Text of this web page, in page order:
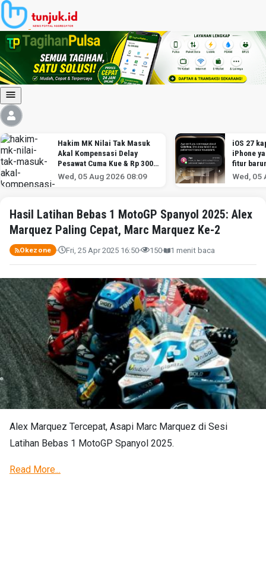
Hakim MK Nilai Tak Masuk
Akal Kompensasi Delay
Pesawat Cuma Kue & Rp 300
Ribu
Wed, 05 Aug 2026 08:09
iOS 27
iPhone
fitur
Wed, 05
Hasil Latihan Bebas 1 MotoGP Spanyol 2025: Alex
Marquez Paling Cepat, Marc Marquez Ke-2
Okezone Fri, 25 Apr 2025 16:50 150 1 menit baca
Alex Marquez Tercepat, Asapi Marc Marquez di Sesi
Latihan Bebas 1 MotoGP Spanyol 2025.
Read More...